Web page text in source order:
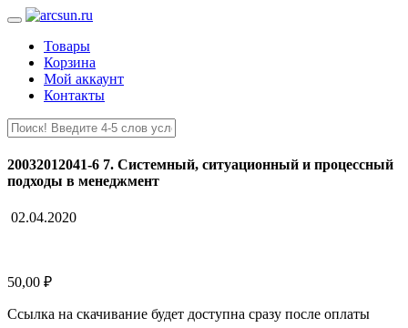
Товары
Корзина
Мой аккаунт
Контакты
20032012041-6 7. Системный, ситуационный и процессный
подходы в менеджмент
02.04.2020
50,00 ₽
Ссылка на скачивание будет доступна сразу после оплаты